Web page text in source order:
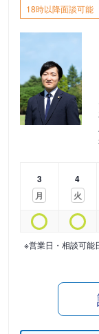
18時以降面談可能
3
月
4
火
※営業日・相談可能